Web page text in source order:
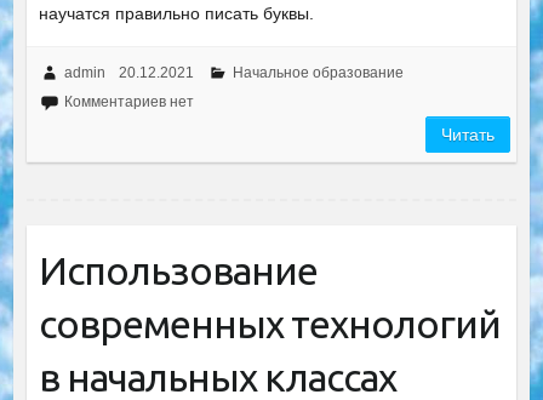
научатся правильно писать буквы.
admin 20.12.2021
Начальное образование
Комментариев нет
Читать
Использование
современных технологий
в начальных классах